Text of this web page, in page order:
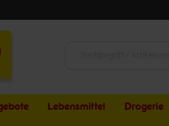
Lebensmittel Drogerie